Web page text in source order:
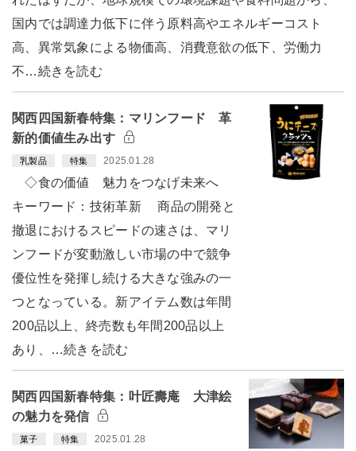
国内では調達力低下に伴う原料高やエネルギーコスト
高、異常気象による物価高、消費意欲の低下、労働力
不…続きを読む
関西四国新春特集：マリンフード 革
新的価値生み出す
乳製品 特集 2025.01.28
◇食の価値 魅力をつなげ未来へ
キーワード：技術革新 商品の開発と
撤退におけるスピードの速さは、マリ
ンフードが変動激しい市場の中で競争
優位性を発揮し続ける大きな強みの一
つとなっている。新アイテム数は年間
200品以上、終売数も年間200品以上
あり、…続きを読む
関西四国新春特集：叶匠壽庵 大津絵
の魅力を発信
菓子 特集 2025.01.28